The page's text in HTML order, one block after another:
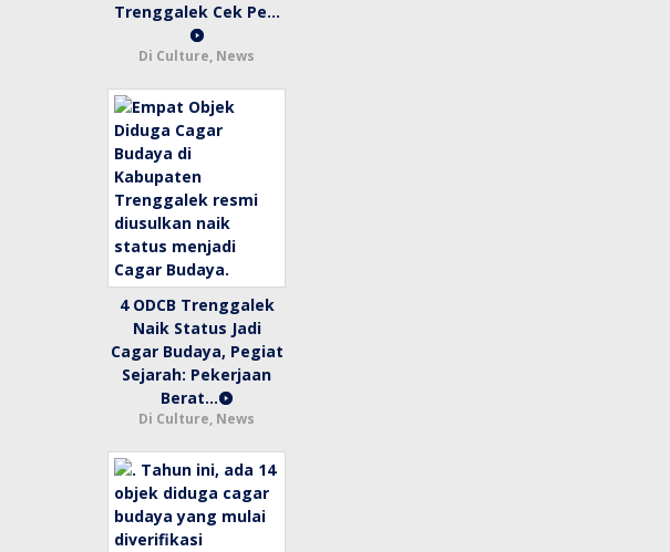
Trenggalek Cek Pe…
Di Culture, News
4 ODCB Trenggalek
Naik Status Jadi
Cagar Budaya, Pegiat
Sejarah: Pekerjaan
Berat…
Di Culture, News